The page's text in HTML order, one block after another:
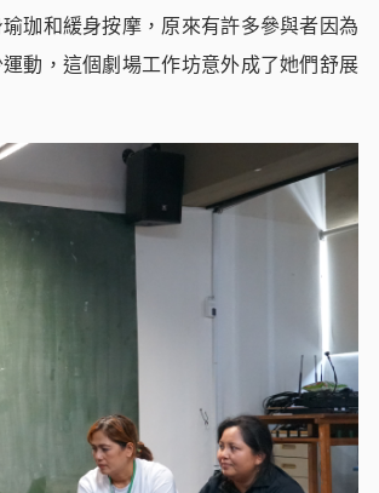
珈和緩身按摩，原來有許多參與者因為
動，這個劇場工作坊意外成了她們舒展